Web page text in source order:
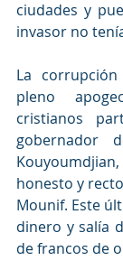
ciudades y
invasor no
La
pleno
cristianos
gobernador
honesto y
Mounif. Este
dinero y salía
de francos de